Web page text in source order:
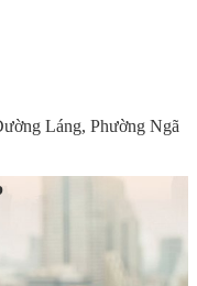
Láng, Phường Ngã